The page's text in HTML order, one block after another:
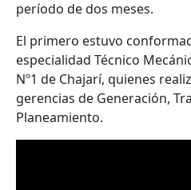
período de dos meses.
El primero estuvo
especialidad Técnico
Nº1 de Chajarí, quienes
gerencias de Generación,
Planeamiento.